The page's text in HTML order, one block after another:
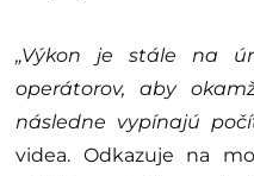
„Výkon je stále na
operátorov, aby
následne vypínajú
videa. Odkazuje na